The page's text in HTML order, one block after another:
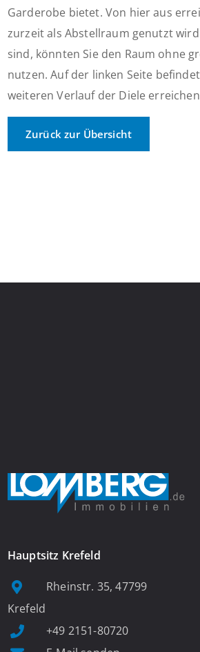
Garderobe bietet. Von hier aus
zurzeit als Abstellraum genutzt
sind, könnten Sie den Raum ohne
nutzen. Auf der linken Seite
weiteren Verlauf der Diele
Zurück zur Übersicht
Hauptsitz Krefeld
Rheinstr. 35, 47799
Krefeld
+49 2151-80720